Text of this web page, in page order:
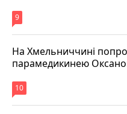
9
На Хмельниччині
парамедикинею
10